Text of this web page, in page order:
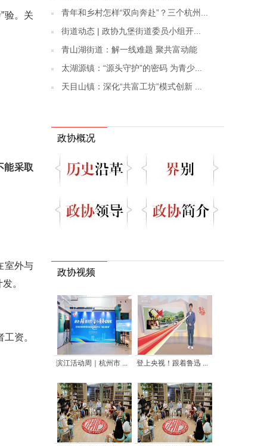
验。关
能采取
室外与
。
资。
青年和乡村怎样“双向奔赴”？三个杭州...
街道动态 | 政协九堡街道委员小组开...
青山湖街道：解一线难题 聚共富动能
太湖源镇：“源头守护”的密码 为青少...
天目山镇：深化“共富工坊”模式创新 ...
政协概况
政协视频
滨江活动周｜杭州市 ... 登上央视！跟着鲁迅 ...